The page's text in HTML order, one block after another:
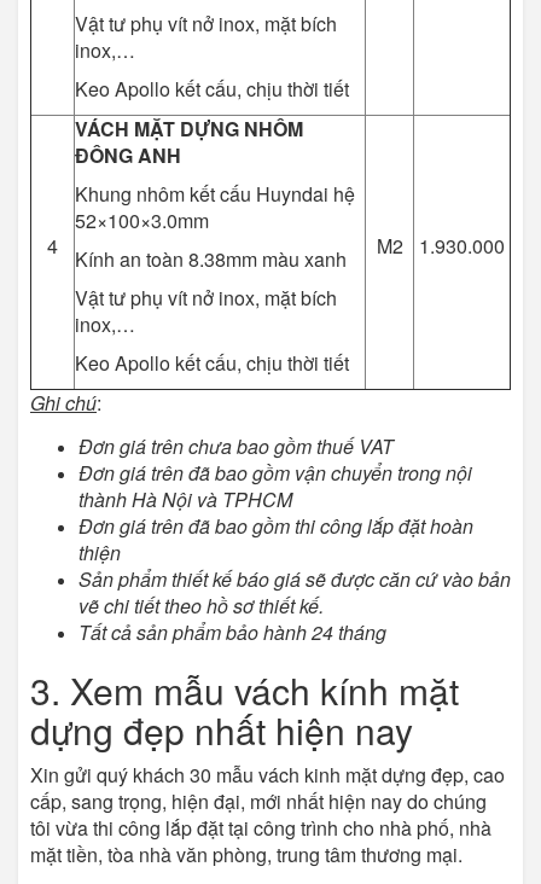
Vật tư phụ vít nở inox, mặt bích
inox,…
Keo Apollo kết cấu, chịu thời tiết
4
VÁCH MẶT DỰNG NHÔM
ĐÔNG ANH
Khung nhôm kết cấu Huyndai hệ
52×100×3.0mm
Kính an toàn 8.38mm màu xanh
Vật tư phụ vít nở inox, mặt bích
inox,…
Keo Apollo kết cấu, chịu thời tiết
M2 1.930.000
Ghi chú:
Đơn giá trên chưa bao gồm thuế VAT
Đơn giá trên đã bao gồm vận chuyển trong nội
thành Hà Nội và TPHCM
Đơn giá trên đã bao gồm thi công lắp đặt hoàn
thiện
Sản phẩm thiết kế báo giá sẽ được căn cứ vào bản
vẽ chi tiết theo hồ sơ thiết kế.
Tất cả sản phẩm bảo hành 24 tháng
3. Xem mẫu vách kính mặt
dựng đẹp nhất hiện nay
Xin gửi quý khách 30 mẫu vách kinh mặt dựng đẹp, cao
cấp, sang trọng, hiện đại, mới nhất hiện nay do chúng
tôi vừa thi công lắp đặt tại công trình cho nhà phố, nhà
mặt tiền, tòa nhà văn phòng, trung tâm thương mại.